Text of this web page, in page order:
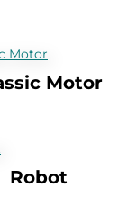
Motor
Robot